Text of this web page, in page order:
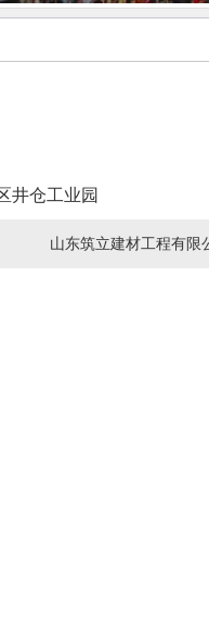
井仓工业园
山东筑立建材工程有